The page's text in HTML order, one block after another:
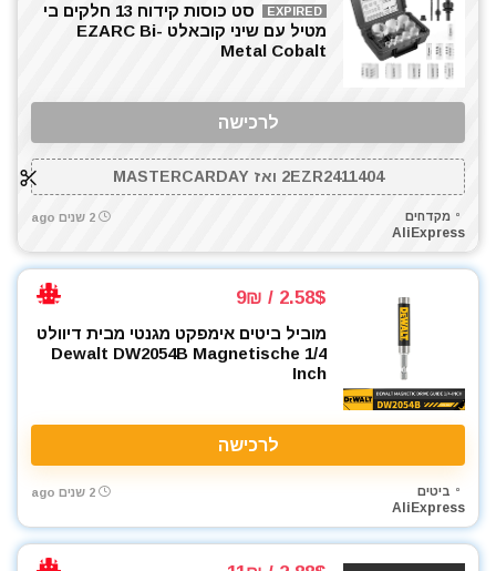
EXPIRED
סט כוסות קידוח 13 חלקים בי
מטיל עם שיני קובאלט EZARC Bi-
Metal Cobalt
לרכישה
2EZR2411404 ואז MASTERCARDAY
מקדחים
AliExpress
2 שנים ago
2.58$ / 9₪
מוביל ביטים אימפקט מגנטי מבית דיוולט
Dewalt DW2054B Magnetische 1/4
Inch
לרכישה
ביטים
AliExpress
2 שנים ago